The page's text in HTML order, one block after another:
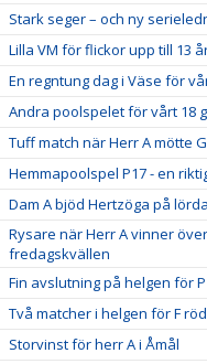
Stark seger – och ny
Lilla VM för flickor upp till 13
En regntung dag i Väse för
Andra poolspelet för vårt 18
Tuff match när Herr A mötte
Hemmapoolspel P17 - en
Dam A bjöd Hertzöga på
Rysare när Herr A vinner
fredagskvällen
Fin avslutning på helgen för
Två matcher i helgen för F
Storvinst för herr A i Åmål